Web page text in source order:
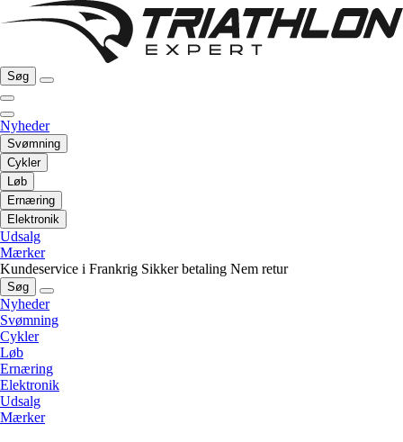
Søg
Nyheder
Svømning
Cykler
Løb
Ernæring
Elektronik
Udsalg
Mærker
Kundeservice i Frankrig Sikker betaling Nem retur
Søg
Nyheder
Svømning
Cykler
Løb
Ernæring
Elektronik
Udsalg
Mærker